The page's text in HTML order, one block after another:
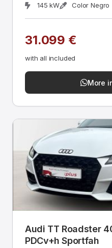
145 kW
Color Negro
31.099 €
with all included
More
Audi TT Roadster
PDCv+h Sportfah